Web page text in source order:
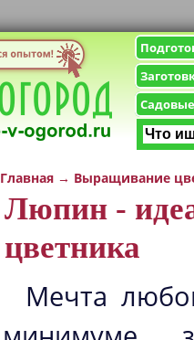
Главная → Выращивание
Люпин -
цветника
Мечта